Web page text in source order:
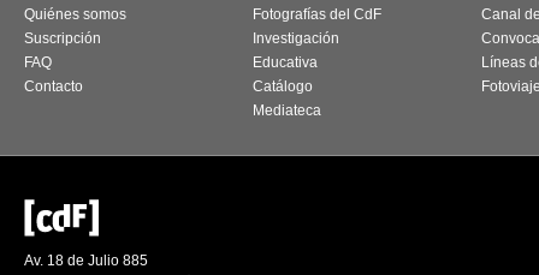
Quiénes somos
Suscripción
FAQ
Contacto
Fotografías del CdF
Investigación
Educativa
Catálogo
Mediateca
Canal
Líneas
Av. 18 de Julio 885